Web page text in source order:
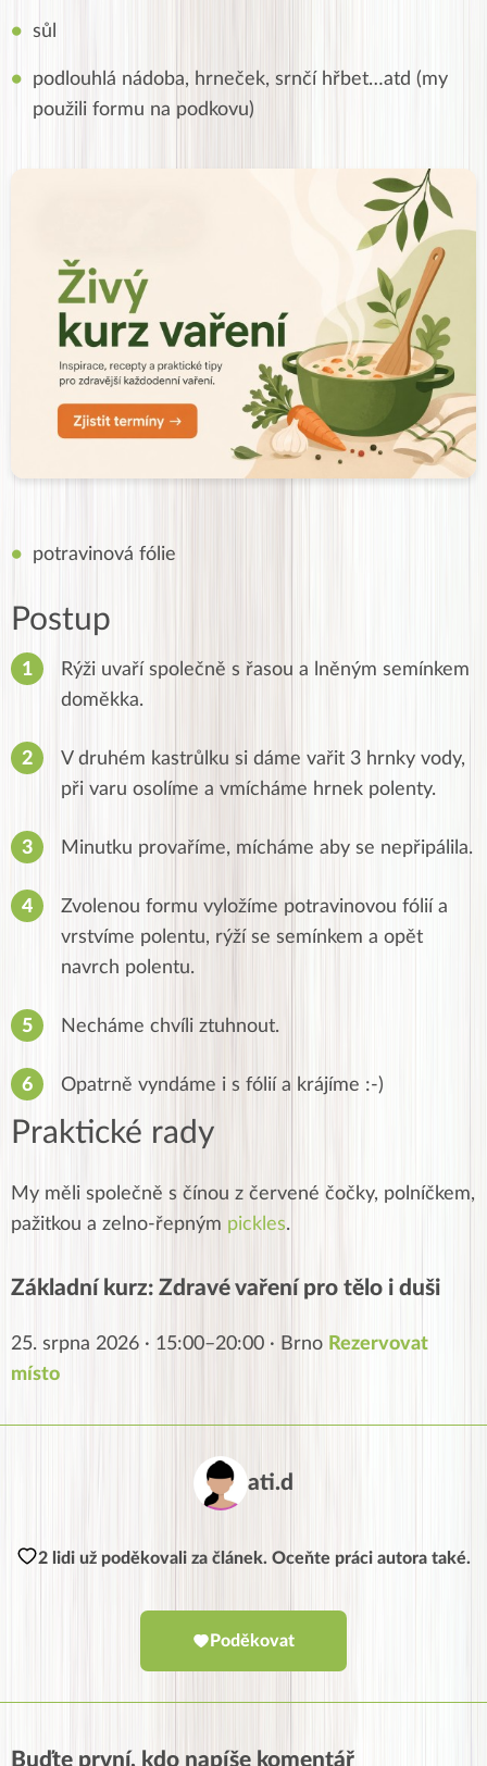
sůl
podlouhlá nádoba, hrneček, srnčí hřbet…atd (my
použili formu na podkovu)
potravinová fólie
Postup
Rýži uvaří společně s řasou a lněným semínkem
doměkka.
V druhém kastrůlku si dáme vařit 3 hrnky vody,
při varu osolíme a vmícháme hrnek polenty.
Minutku provaříme, mícháme aby se nepřipálila.
Zvolenou formu vyložíme potravinovou fólií a
vrstvíme polentu, rýží se semínkem a opět
navrch polentu.
Necháme chvíli ztuhnout.
Opatrně vyndáme i s fólií a krájíme :-)
Praktické rady
My měli společně s čínou z červené čočky, polníčkem,
pažitkou a zelno-řepným pickles.
Základní kurz: Zdravé vaření pro tělo i duši
25. srpna 2026 · 15:00–20:00 · Brno Rezervovat
místo
ati.d
2 lidi už poděkovali za článek. Oceňte práci autora také.
Poděkovat
Buďte první, kdo napíše komentář